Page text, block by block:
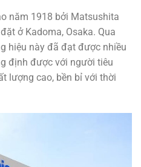
năm 1918 bởi Matsushita
ở Kadoma, Osaka. Qua
hiệu này đã đạt được nhiều
định được với người tiêu
lượng cao, bền bỉ với thời